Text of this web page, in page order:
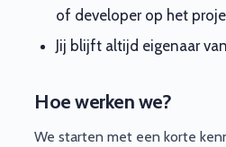
of developer op het
Jij blijft altijd eigenaar
Hoe werken we?
We starten met een korte